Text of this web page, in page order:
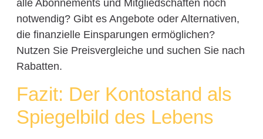
alle Abonnements und Mitgliedschaften noch
notwendig? Gibt es Angebote oder Alternativen,
die finanzielle Einsparungen ermöglichen?
Nutzen Sie Preisvergleiche und suchen Sie nach
Rabatten.
Fazit: Der Kontostand als
Spiegelbild des Lebens